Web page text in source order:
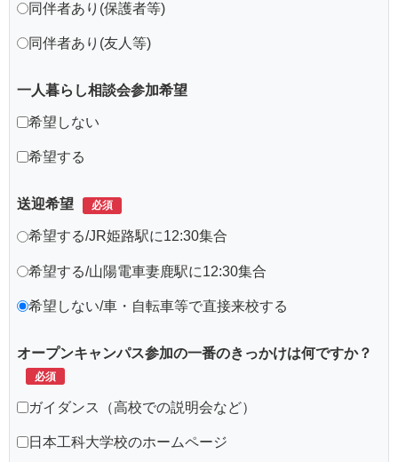
同伴者あり(保護者等)
同伴者あり(友人等)
一人暮らし相談会参加希望
希望しない
希望する
送迎希望
希望する/JR姫路駅に12:30集合
希望する/山陽電車妻鹿駅に12:30集合
希望しない/車・自転車等で直接来校する
オープンキャンパス参加の一番のきっかけは何ですか？
ガイダンス（高校での説明会など）
日本工科大学校のホームページ